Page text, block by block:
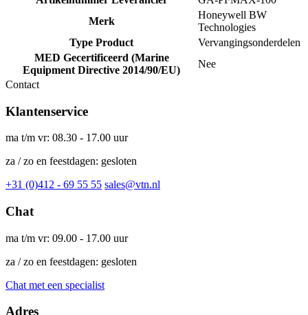
Merk
Honeywell BW
Technologies
Type Product
Vervangingsonderdelen
MED Gecertificeerd (Marine
Equipment Directive 2014/90/EU)
Nee
Contact
Klantenservice
ma t/m vr: 08.30 - 17.00 uur
za / zo en feestdagen: gesloten
+31 (0)412 - 69 55 55 sales@vtn.nl
Chat
ma t/m vr: 09.00 - 17.00 uur
za / zo en feestdagen: gesloten
Chat met een specialist
Adres